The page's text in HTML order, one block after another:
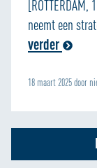
neemt een
verder
18 maart 2025 door